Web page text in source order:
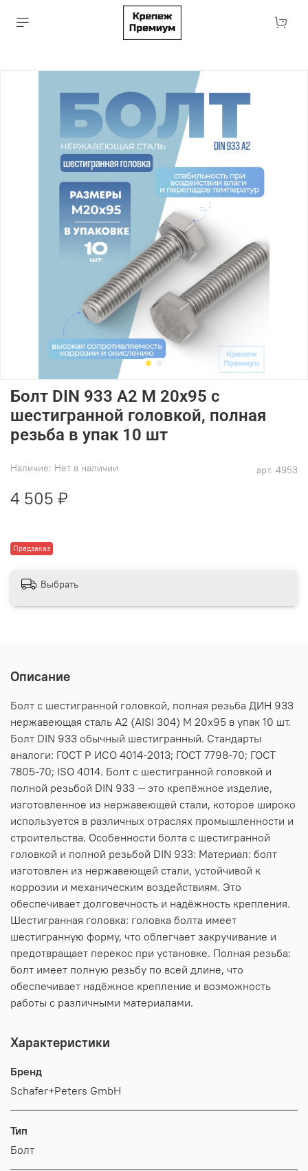
арт. 4953
Наличие: Нет в наличии
Предзаказ
Болт DIN 933 А2 M 20х95 с
шестигранной головкой, полная
резьба в упак 10 шт
4 505 ₽
Выбрать
Описание
Болт с шестигранной головкой, полная резьба ДИН 933
нержавеющая сталь А2 (AISI 304) M 20х95 в упак 10 шт.
Болт DIN 933 обычный шестигранный. Стандарты
аналоги: ГОСТ Р ИСО 4014-2013; ГОСТ 7798-70; ГОСТ
7805-70; ISO 4014. Болт с шестигранной головкой и
полной резьбой DIN 933 — это крепёжное изделие,
изготовленное из нержавеющей стали, которое широко
используется в различных отраслях промышленности и
строительства. Особенности болта с шестигранной
головкой и полной резьбой DIN 933: Материал: болт
изготовлен из нержавеющей стали, устойчивой к
коррозии и механическим воздействиям. Это
обеспечивает долговечность и надёжность крепления.
Шестигранная головка: головка болта имеет
шестигранную форму, что облегчает закручивание и
предотвращает перекос при установке. Полная резьба:
болт имеет полную резьбу по всей длине, что
обеспечивает надёжное крепление и возможность
работы с различными материалами.
Характеристики
Бренд
Schafer+Peters GmbH
Тип
Болт